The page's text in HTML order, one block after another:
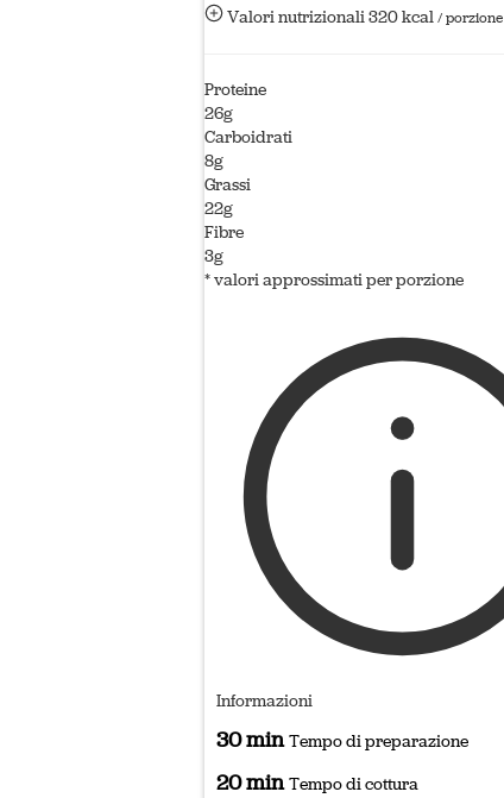
Valori nutrizionali320 kcal/ porzione
Proteine
26g
Carboidrati
8g
Grassi
22g
Fibre
3g
* valori approssimati per porzione
Informazioni
30 minTempo di preparazione
20 minTempo di cottura